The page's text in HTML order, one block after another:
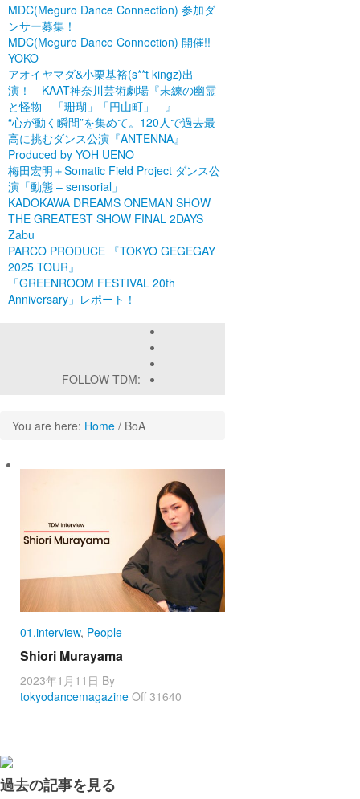
MDC(Meguro Dance Connection) 参加ダ
ンサー募集！
MDC(Meguro Dance Connection) 開催!!
YOKO
アオイヤマダ&小栗基裕(s**t kingz)出
演！ KAAT神奈川芸術劇場『未練の幽霊
と怪物―「珊瑚」「円山町」―』
“心が動く瞬間”を集めて。120人で過去最
高に挑むダンス公演『ANTENNA』
Produced by YOH UENO
梅田宏明＋Somatic Field Project ダンス公
演「動態 ‒ sensorial」
KADOKAWA DREAMS ONEMAN SHOW
THE GREATEST SHOW FINAL 2DAYS
Zabu
PARCO PRODUCE 『TOKYO GEGEGAY
2025 TOUR』
「GREENROOM FESTIVAL 20th
Anniversary」レポート！
FOLLOW TDM:
You are here: Home / BoA
01.interview, People
Shiori Murayama
2023年1月11日 By
tokyodancemagazine Off 31640
過去の記事を見る